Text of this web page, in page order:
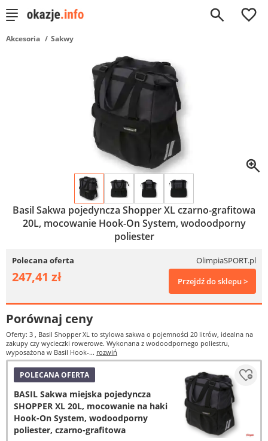
0
Akcesoria Sakwy
Basil Sakwa pojedyncza Shopper XL czarno-grafitowa
20L, mocowanie Hook-On System, wodoodporny
poliester
Polecana oferta OlimpiaSPORT.pl
247,41 zł Przejdź do sklepu >
Porównaj ceny
Oferty: 3 , Basil Shopper XL to stylowa sakwa o pojemności 20 litrów, idealna na
zakupy czy wycieczki rowerowe. Wykonana z wodoodpornego poliestru,
wyposażona w Basil Hook-... rozwiń
POLECANA OFERTA
BASIL Sakwa miejska pojedyncza
SHOPPER XL 20L, mocowanie na haki
Hook-On System, wodoodporny
poliester, czarno-grafitowa